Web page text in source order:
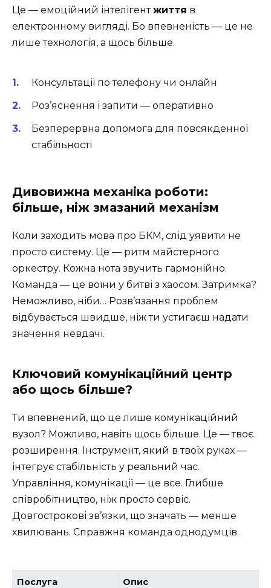
Це — емоційний інтелігентжиття в
електронному вигляді. Бо впевненість — це не
лише технологія, а щось більше.
Консультації по телефону чи онлайн
Роз’яснення і запити — оперативно
Безперервна допомога для повсякденної
стабільності
Дивовижна механіка роботи:
більше, ніж змазаний механізм
Коли заходить мова про БКМ, слід уявити не
просто систему. Це — ритм майстерного
оркестру. Кожна нота звучить гармонійно.
Команда — це воїни у битві з хаосом. Затримка?
Неможливо, ніби… Розв’язання проблем
відбувається швидше, ніж ти устигаєш надати
значення невдачі.
Ключовий комунікаційний центр
або щось більше?
Ти впевнений, що це лише комунікаційний
вузол? Можливо, навіть щось більше. Це — твоє
розширення. Інструмент, який в твоїх руках —
інтегрує стабільність у реальний час.
Управління, комунікації — це все. Глибше
співробітництво, ніж просто сервіс.
Довгострокові зв’язки, що значать — менше
хвилювань. Справжня команда однодумців.
Послуга Опис